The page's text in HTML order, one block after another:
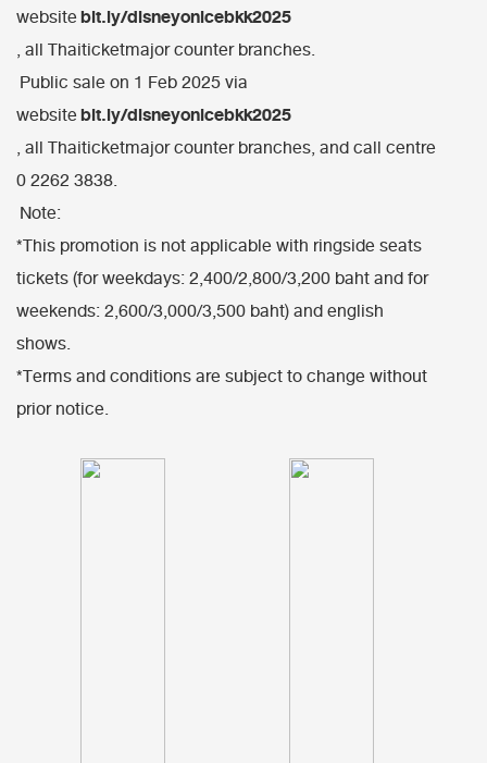
websitebit.ly/disneyonicebkk2025
, all Thaiticketmajor counter branches.
Public sale on 1 Feb 2025 via
websitebit.ly/disneyonicebkk2025
, all Thaiticketmajor counter branches, and call centre
0 2262 3838.
Note:
*This promotion is not applicable with ringside seats
tickets (for weekdays: 2,400/2,800/3,200 baht and for
weekends: 2,600/3,000/3,500 baht) and english
shows.
*Terms and conditions are subject to change without
prior notice.